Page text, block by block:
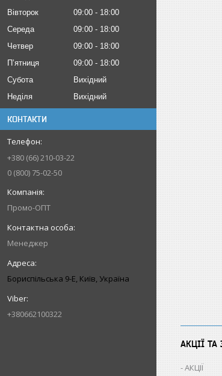
Вівторок
09:00
18:00
Середа
09:00
18:00
Четвер
09:00
18:00
Пʼятниця
09:00
18:00
Субота
Вихідний
Неділя
Вихідний
КОНТАКТИ
+380 (66) 210-03-22
0 (800) 75-02-50
Промо-ОПТ
Менеджер
Бориспільська 9-Е, Київ, Україна
+380662100322
АКЦІЇ
АКЦІЇ